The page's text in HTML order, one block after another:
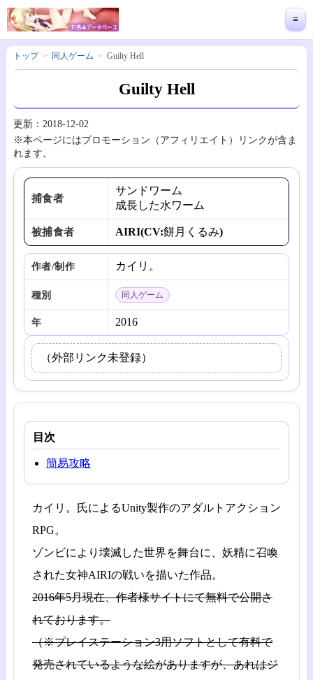
≡
トップ 同人ゲーム Guilty Hell
Guilty Hell
更新：2018-12-02
※本ページにはプロモーション（アフィリエイト）リンクが含ま
れます。
（外部リンク未登録）
捕食者
サンドワーム
成長した水ワーム
被捕食者 AIRI(CV:餅月くるみ)
作者/制作 カイリ。
種別 同人ゲーム
年 2016
目次
簡易攻略
カイリ。氏によるUnity製作のアダルトアクション
RPG。
ゾンビにより壊滅した世界を舞台に、妖精に召喚
された女神AIRIの戦いを描いた作品。
2016年5月現在、作者様サイトにて無料で公開さ
れております。
（※プレイステーション3用ソフトとして有料で
発売されているような絵がありますが、あれはジ